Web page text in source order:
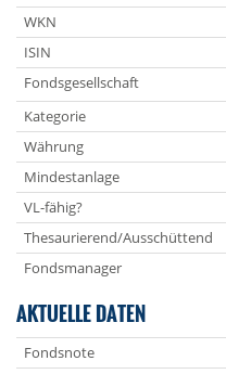
WKN
ISIN
Fondsgesellschaft
Kategorie
Währung
Mindestanlage
VL-fähig?
Thesaurierend/Ausschüttend
Fondsmanager
AKTUELLE DATEN
Fondsnote